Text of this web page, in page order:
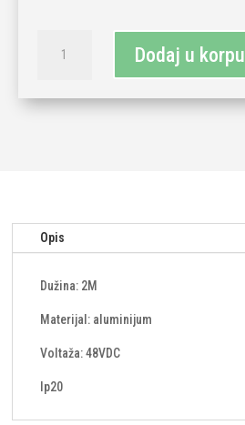
ugradna
2M
Dodaj u korpu
Opis
Dužina: 2M
Materijal: aluminijum
Voltaža: 48VDC
Ip20